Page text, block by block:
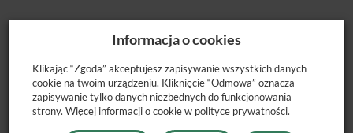
POLECANE PRODUKTY
Informacja o cookies
Klikając “Zgoda” akceptujesz zapisywanie wszystkich danych
cookie na twoim urządzeniu. Kliknięcie “Odmowa” oznacza
zapisywanie tylko danych niezbędnych do funkcjonowania
strony. Więcej informacji o cookie w polityce prywatności.